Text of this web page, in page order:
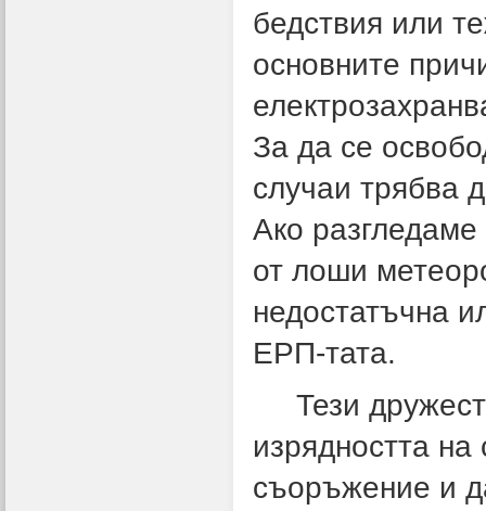
бедствия или
основните
За да се
случаи трябва
Ако разгледаме
от лоши
недостатъчна
ЕРП-тата.
Тези
изрядността
съоръжение и